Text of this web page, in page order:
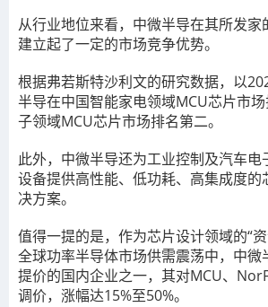
从行业地位来看，中微半导在其所发家
建立起了一定的市场竞争优势。
根据弗若斯特沙利文的研究数据，以
半导在中国智能家电领域MCU芯片市
子领域MCU芯片市场排名第二。
此外，中微半导还为工业控制及汽车
设备提供高性能、低功耗、高集成度的
决方案。
值得一提的是，作为芯片设计领域的“
全球功率半导体市场供需震荡中，中微
提价的国内企业之一，其对MCU、
调价，涨幅达15%至50%。